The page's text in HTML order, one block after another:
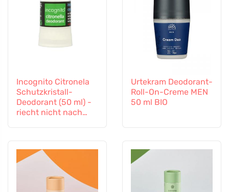
Incognito Citronela
Schutzkristall-
Deodorant (50 ml) -
riecht nicht nach
Urtekram Deodorant-
Roll-On-Creme MEN
50 ml BIO